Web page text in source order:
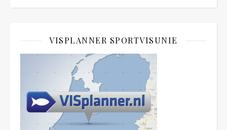
VISPLANNER SPORTVISUNIE